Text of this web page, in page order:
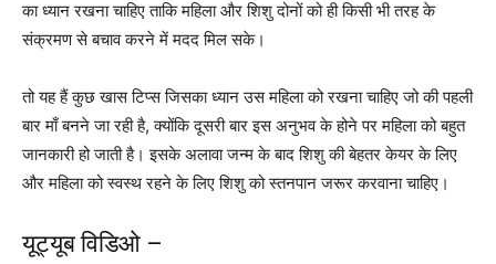
का ध्यान रखना चाहिए ताकि महिला और शिशु दोनों को ही किसी भी तरह के
संक्रमण से बचाव करने में मदद मिल सके।
तो यह हैं कुछ खास टिप्स जिसका ध्यान उस महिला को रखना चाहिए जो की पहली
बार माँ बनने जा रही है, क्योंकि दूसरी बार इस अनुभव के होने पर महिला को बहुत
जानकारी हो जाती है। इसके अलावा जन्म के बाद शिशु की बेहतर केयर के लिए
और महिला को स्वस्थ रहने के लिए शिशु को स्तनपान जरूर करवाना चाहिए।
यूट्यूब विडिओ –